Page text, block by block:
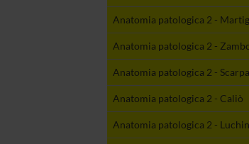
Anatomia patologica 2 -
Anatomia patologica 2 -
Anatomia patologica 2 - Scarpa
Anatomia patologica 2 - Caliò
Anatomia patologica 2 -